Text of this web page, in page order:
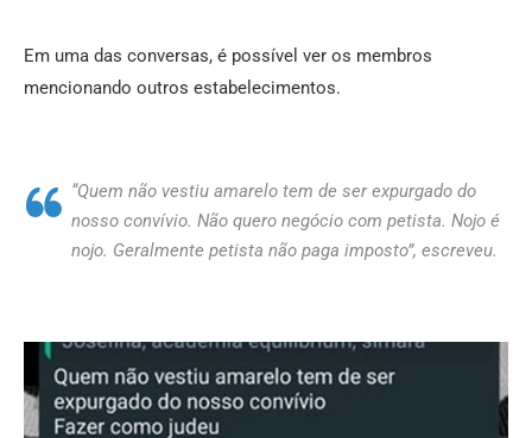
Em uma das conversas, é possível ver os membros
mencionando outros estabelecimentos.
“Quem não vestiu amarelo tem de ser expurgado do
nosso convívio. Não quero negócio com petista. Nojo é
nojo. Geralmente petista não paga imposto”, escreveu.